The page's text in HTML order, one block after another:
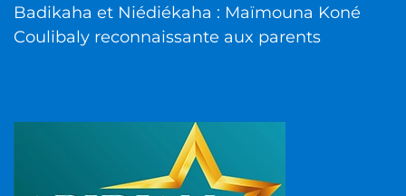
Badikaha et Niédiékaha : Maïmouna Koné
Coulibaly reconnaissante aux parents